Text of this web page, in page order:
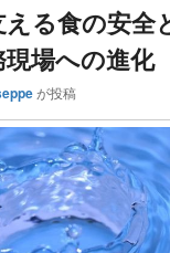
る食の安全
場への進化
が投稿